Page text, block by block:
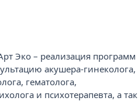
Эко – реализация программ
акушера-гинеколога,
гематолога,
и психотерапевта, а так